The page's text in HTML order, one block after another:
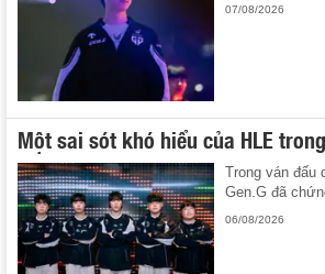
07/08/2026
Một sai sót khó hiểu của HLE
Trong ván đấu
Gen.G đã
06/08/2026